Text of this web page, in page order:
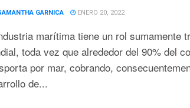
GARNICA ENERO 20, 2022
marítima tiene un rol sumamente
toda vez que alrededor del 90% del
por mar, cobrando,
de...